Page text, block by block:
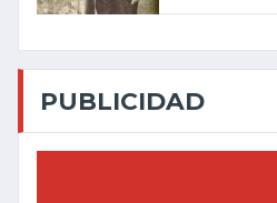
PUBLICIDAD